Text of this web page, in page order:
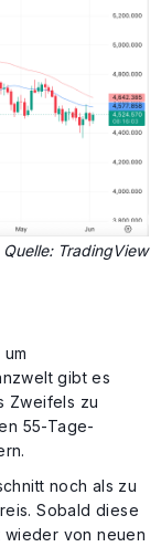
TradingView
gibt es
Zweifels zu
55-Tage-
noch als zu
Sobald diese
wieder von neuen